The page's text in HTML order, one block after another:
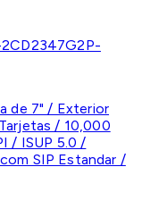
2CD2347G2P-